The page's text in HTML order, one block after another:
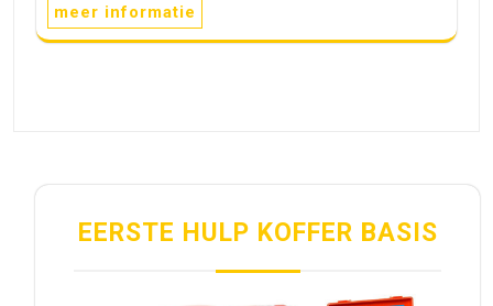
meer informatie
EERSTE HULP KOFFER BASIS